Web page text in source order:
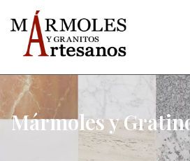
Mármoles y